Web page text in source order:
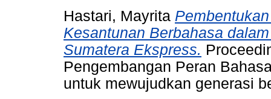
Hastari, Mayrita
Kesantunan Berbahasa
Sumatera Ekspress.
Pengembangan Peran
untuk mewujudkan generasi